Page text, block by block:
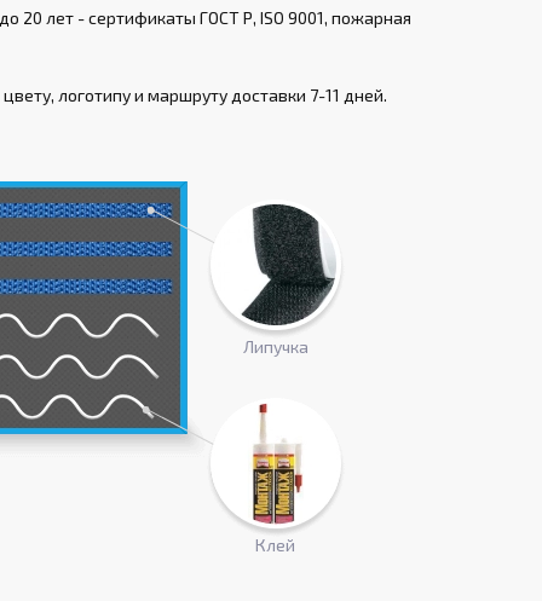
20 лет - сертификаты ГОСТ Р, ISO 9001, пожарная
логотипу и маршруту доставки 7-11 дней.
Липучка
Клей